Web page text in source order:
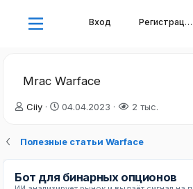
Вход Регистрация
Mrac Warface
А
о
е
Ciiy
Д
а
ч
04.04.2023 2 тыс.
Полезные статьи Warface
Бот для бинарных опционов